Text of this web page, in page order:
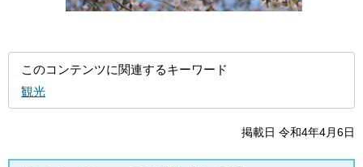
このコンテンツに関連するキーワード
観光
掲載日 令和4年4月6日